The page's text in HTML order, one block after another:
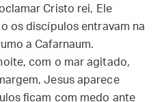
Cristo rei, Ele
os discípulos entravam na
a Cafarnaum.
com o mar agitado,
Jesus aparece
ficam com medo ante